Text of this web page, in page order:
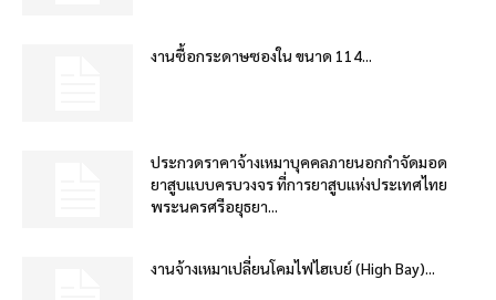
งานซื้อกระดาษซองใน ขนาด 114...
ประกวดราคาจ้างเหมาบุคคลภายนอกกำจัดมอด
ยาสูบแบบครบวงจร ที่การยาสูบแห่งประเทศไทย
พระนครศรีอยุธยา...
งานจ้างเหมาเปลี่ยนโคมไฟไฮเบย์ (High Bay)...